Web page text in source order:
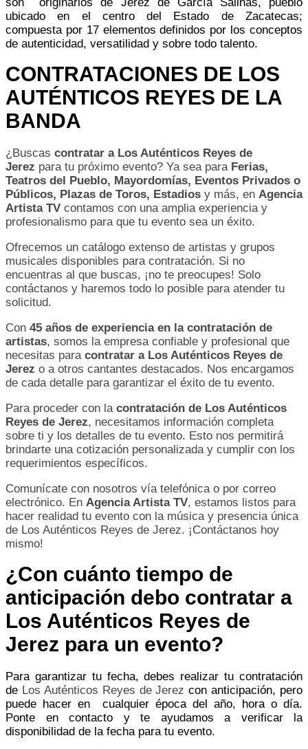
ubicado en el centro del Estado de Zacatecas;
compuesta por 17 elementos definidos por los conceptos
de autenticidad, versatilidad y sobre todo talento.
CONTRATACIONES DE LOS
AUTÉNTICOS REYES DE LA
BANDA
¿Buscas contratar a Los Auténticos Reyes de
Jerez para tu próximo evento? Ya sea para Ferias,
Teatros del Pueblo, Mayordomías, Eventos Privados o
Públicos, Plazas de Toros, Estadios y más, en Agencia
Artista TV contamos con una amplia experiencia y
profesionalismo para que tu evento sea un éxito.
Ofrecemos un catálogo extenso de artistas y grupos
musicales disponibles para contratación. Si no
encuentras al que buscas, ¡no te preocupes! Solo
contáctanos y haremos todo lo posible para atender tu
solicitud.
Con 45 años de experiencia en la contratación de
artistas, somos la empresa confiable y profesional que
necesitas para contratar a Los Auténticos Reyes de
Jerez o a otros cantantes destacados. Nos encargamos
de cada detalle para garantizar el éxito de tu evento.
Para proceder con la contratación de Los Auténticos
Reyes de Jerez, necesitamos información completa
sobre ti y los detalles de tu evento. Esto nos permitirá
brindarte una cotización personalizada y cumplir con los
requerimientos específicos.
Comunícate con nosotros vía telefónica o por correo
electrónico. En Agencia Artista TV, estamos listos para
hacer realidad tu evento con la música y presencia única
de Los Auténticos Reyes de Jerez. ¡Contáctanos hoy
mismo!
¿Con cuánto tiempo de
anticipación debo contratar a
Los Auténticos Reyes de
Jerez para un evento?
Para garantizar tu fecha, debes realizar tu contratación
de Los Auténticos Reyes de Jerez con anticipación, pero
puede hacer en cualquier época del año, hora o día.
Ponte en contacto y te ayudamos a verificar la
disponibilidad de la fecha para tu evento.